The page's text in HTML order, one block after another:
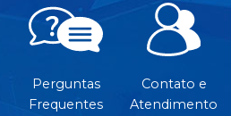
Perguntas
Frequentes
Contato e
Atendimento